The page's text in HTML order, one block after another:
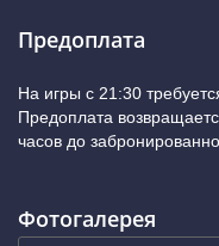
Предоплата
На игры с 21:30
Предоплата
часов до
Фотогалерея